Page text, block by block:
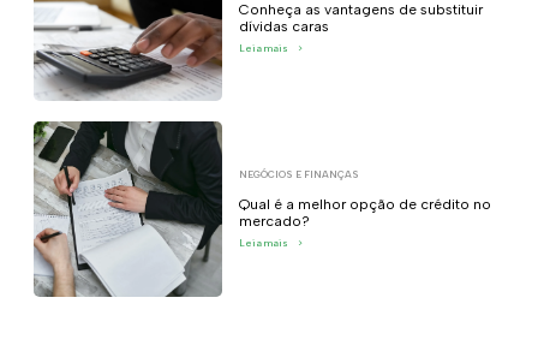
Conheça as vantagens de substituir
dívidas caras
Leia mais >
Qual é a melhor opção de crédito no
mercado?
NEGÓCIOS E FINANÇAS
Leia mais >